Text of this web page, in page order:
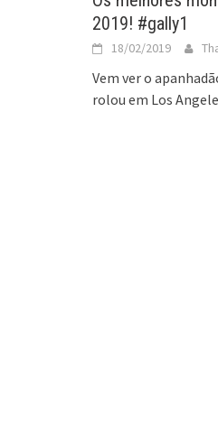
2019! #gally1
18/02/2019
Vem ver o
rolou em Los